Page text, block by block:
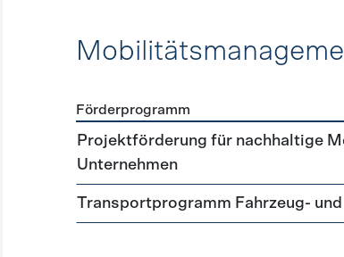
Förderprogramme Mobilitätsmanagement
Förderprogramm
Projektförderung für nachhaltige
Unternehmen
Transportprogramm Fahrzeug-